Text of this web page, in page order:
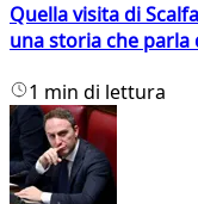
Quella visita di
una storia che parla
1 min di lettura